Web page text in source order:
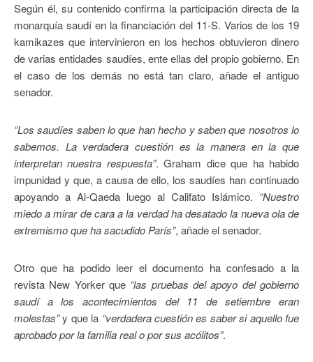
Según él, su contenido confirma la participación directa de la
monarquía saudí en la financiación del 11-S. Varios de los 19
kamikazes que intervinieron en los hechos obtuvieron dinero
de varias entidades saudíes, ente ellas del propio gobierno. En
el caso de los demás no está tan claro, añade el antiguo
senador.
“Los saudíes saben lo que han hecho y saben que nosotros lo
sabemos. La verdadera cuestión es la manera en la que
interpretan nuestra respuesta”. Graham dice que ha habido
impunidad y que, a causa de ello, los saudíes han continuado
apoyando a Al-Qaeda luego al Califato Islámico. “Nuestro
miedo a mirar de cara a la verdad ha desatado la nueva ola de
extremismo que ha sacudido París”, añade el senador.
Otro que ha podido leer el documento ha confesado a la
revista New Yorker que “las pruebas del apoyo del gobierno
saudí a los acontecimientos del 11 de setiembre eran
molestas”y que la “verdadera cuestión es saber si aquello fue
aprobado por la familia real o por sus acólitos”.